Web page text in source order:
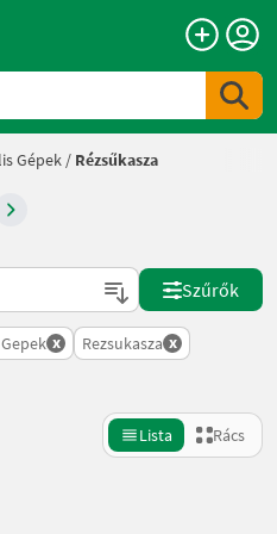
Gépek / Rézsűkasza
on
Szűrők
x Rezsukasza x
Lista Rács